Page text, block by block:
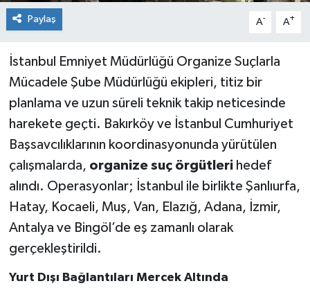
Paylaş A- A+
İstanbul Emniyet Müdürlüğü Organize Suçlarla
Mücadele Şube Müdürlüğü ekipleri, titiz bir
planlama ve uzun süreli teknik takip neticesinde
harekete geçti. Bakırköy ve İstanbul Cumhuriyet
Başsavcılıklarının koordinasyonunda yürütülen
çalışmalarda, organize suç örgütlerihedef
alındı. Operasyonlar; İstanbul ile birlikte Şanlıurfa,
Hatay, Kocaeli, Muş, Van, Elazığ, Adana, İzmir,
Antalya ve Bingöl’de eş zamanlı olarak
gerçekleştirildi.
Yurt Dışı Bağlantıları Mercek Altında